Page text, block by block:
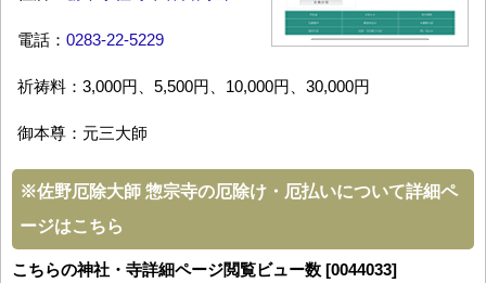
電話： 0283-22-5229
祈祷料：3,000円、5,500円、10,000円、30,000円
御本尊：元三大師
※佐野厄除大師 惣宗寺の厄除け・厄払いについて詳細ペ
ージはこちら
こちらの神社・寺詳細ページ閲覧ビュー数 [0044033]